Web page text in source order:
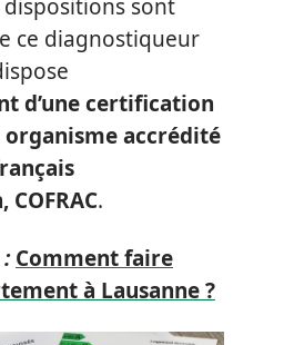
dispositions sont
ce diagnostiqueur
d’une certification
organisme accrédité
.
Comment faire
à Lausanne ?